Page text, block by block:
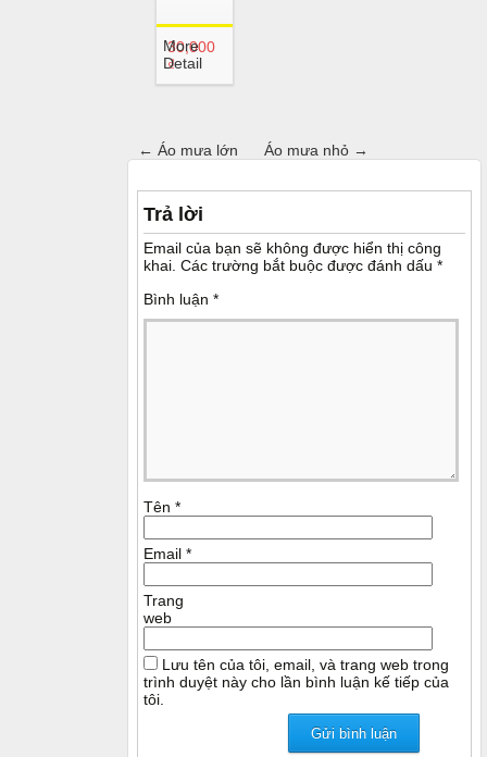
30,000
₫
More
Detail
← Áo mưa lớn Áo mưa nhỏ →
Trả lời
Email của bạn sẽ không được hiển thị công
khai. Các trường bắt buộc được đánh dấu *
Bình luận *
Tên *
Email *
Trang
web
Lưu tên của tôi, email, và trang web trong
trình duyệt này cho lần bình luận kế tiếp của
tôi.